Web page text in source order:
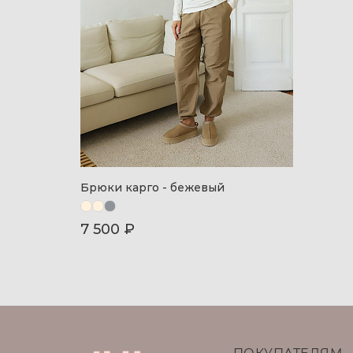
Брюки карго - бежевый
7 500 ₽